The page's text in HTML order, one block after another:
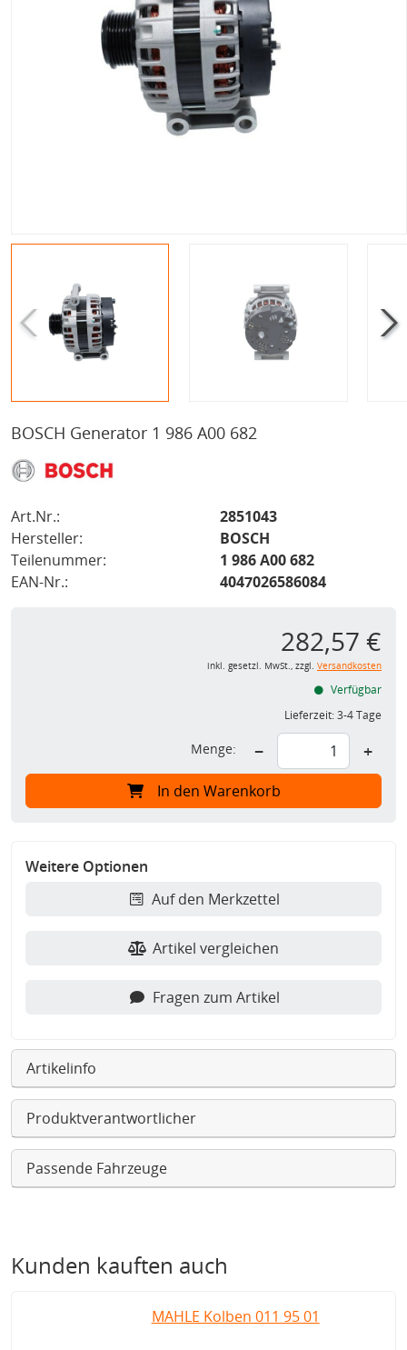
BOSCH Generator 1 986 A00 682
Art.Nr.:
2851043
Hersteller:
BOSCH
Teilenummer:
1 986 A00 682
EAN-Nr.:
4047026586084
282,57 €
inkl. gesetzl. MwSt., zzgl. Versandkosten
Verfügbar
Lieferzeit:3-4 Tage
Menge: − +
In den Warenkorb
Weitere Optionen
Auf den Merkzettel
Artikel vergleichen
Fragen zum Artikel
Artikelinfo
Produktverantwortlicher
Passende Fahrzeuge
Kunden kauften auch
MAHLE Kolben 011 95 01